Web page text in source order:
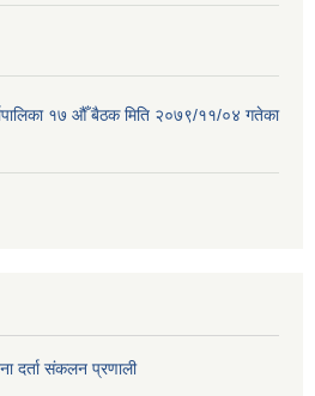
१७ औँ बैठक मिति २०७९/११/०४ गतेका
दर्ता संकलन प्रणाली